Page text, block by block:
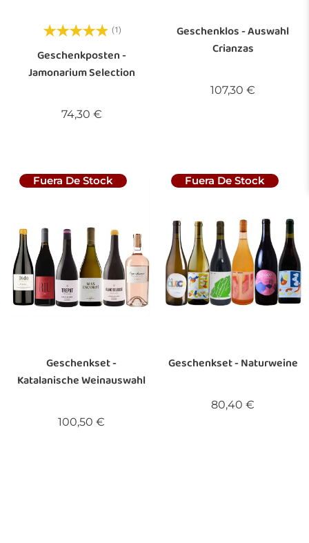
(1)
Geschenkposten -
Jamonarium Selection
74,30 €Preis
Geschenklos - Auswahl
Crianzas
107,30 €
Fuera De Stock
Geschenkset -
Katalanische Weinauswahl
100,50 €
Fuera De Stock
Geschenkset - Naturweine
80,40 €